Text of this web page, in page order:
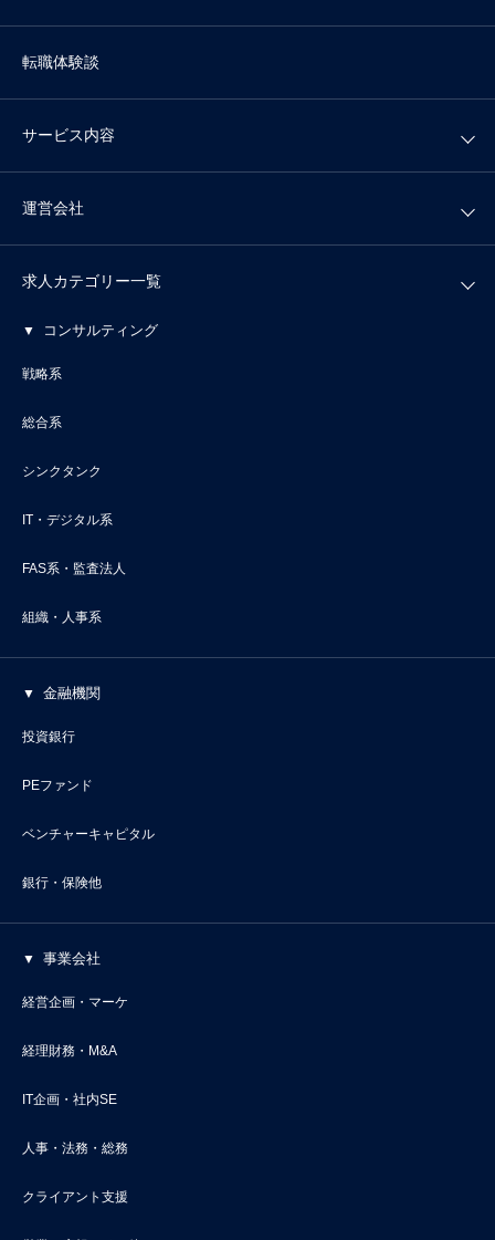
転職体験談
サービス内容
運営会社
求人カテゴリー一覧
コンサルティング
戦略系
総合系
シンクタンク
IT・デジタル系
FAS系・監査法人
組織・人事系
金融機関
投資銀行
PEファンド
ベンチャーキャピタル
銀行・保険他
事業会社
経営企画・マーケ
経理財務・M&A
IT企画・社内SE
人事・法務・総務
クライアント支援